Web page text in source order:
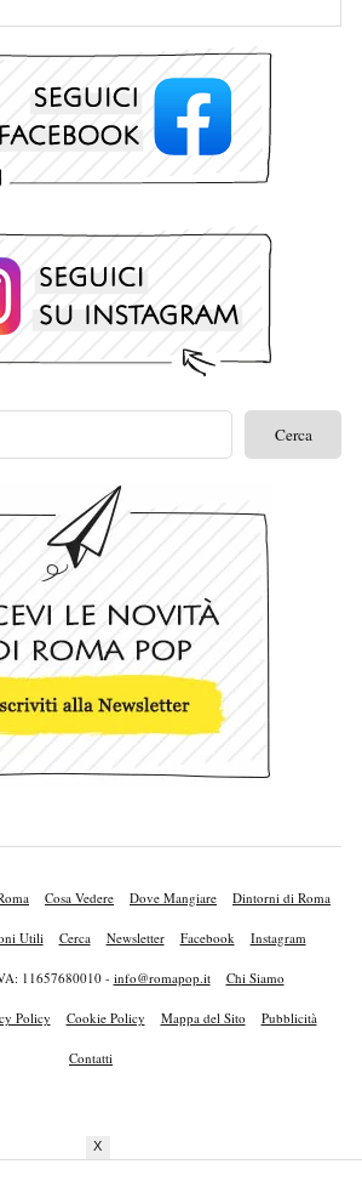
Cosa Vedere Dove Mangiare Dintorni di Roma
Utili Cerca Newsletter Facebook Instagram
11657680010 - info@romapop.it Chi Siamo
Policy Cookie Policy Mappa del Sito Pubblicità
Contatti
X